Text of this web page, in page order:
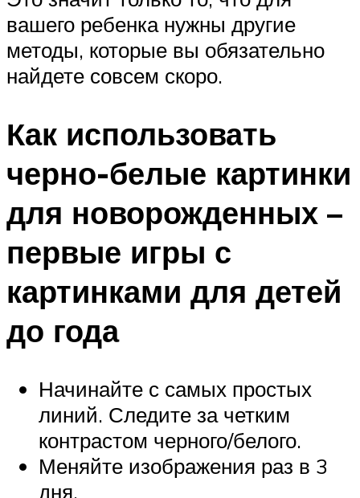
вашего ребенка нужны другие
методы, которые вы обязательно
найдете совсем скоро.
Как использовать
черно-белые картинки
для новорожденных –
первые игры с
картинками для детей
до года
Начинайте с самых простых
линий. Следите за четким
контрастом черного/белого.
Меняйте изображения раз в 3
дня.